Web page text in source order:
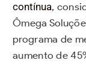
contínua,
Ômega
programa de
aumento de